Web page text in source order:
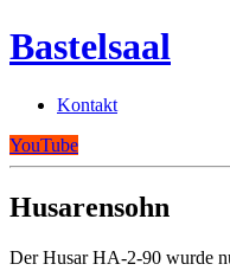
Bastelsaal
Kontakt
YouTube
Husarensohn
Der Husar HA-2-90 wurde